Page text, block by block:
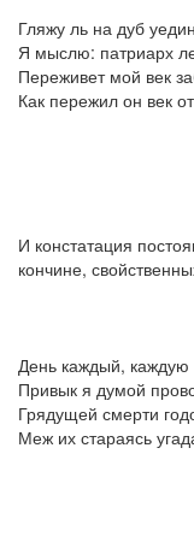
Гляжу ль на дуб
Я мыслю: патриарх
Переживет мой век
Как пережил он век
И констатация
кончине,
День каждый, каждую
Привык я думой
Грядущей смерти
Меж их стараясь